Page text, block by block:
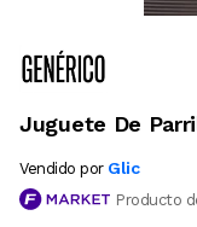
Juguete De
Vendido por Glic
Producto